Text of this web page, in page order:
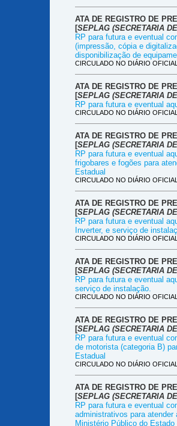
ATA DE REGISTRO DE
[SEPLAG (SECRETARIA
RP para futura e eventual
(impressão, cópia e
disponibilização de
CIRCULADO NO DIÁRIO
ATA DE REGISTRO DE
[SEPLAG (SECRETARIA
RP para futura e eventual
CIRCULADO NO DIÁRIO
ATA DE REGISTRO DE
[SEPLAG (SECRETARIA
RP para futura e eventual
frigobares e fogões para
Estadual
CIRCULADO NO DIÁRIO
ATA DE REGISTRO DE
[SEPLAG (SECRETARIA
RP para futura e eventual
Inverter, e serviço de
CIRCULADO NO DIÁRIO
ATA DE REGISTRO DE
[SEPLAG (SECRETARIA
RP para futura e eventual
serviço de instalação.
CIRCULADO NO DIÁRIO
ATA DE REGISTRO DE
[SEPLAG (SECRETARIA
RP para futura e eventual
de motorista (categoria B)
Estadual
CIRCULADO NO DIÁRIO
ATA DE REGISTRO DE
[SEPLAG (SECRETARIA
RP para futura e eventual
administrativos para
Ministério Público do